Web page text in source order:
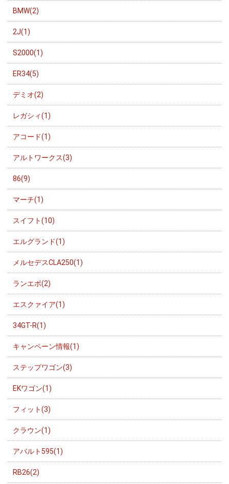
BMW(2)
2J(1)
S2000(1)
ER34(5)
デミオ(2)
レガシィ(1)
アコード(1)
アルトワークス(3)
86(9)
マーチ(1)
スイフト(10)
エルグランド(1)
メルセデスCLA250(1)
ランエボ(2)
エスクァイア(1)
34GT-R(1)
キャンペーン情報(1)
ステップワゴン(3)
EKワゴン(1)
フィット(3)
クラウン(1)
アバルト595(1)
RB26(2)